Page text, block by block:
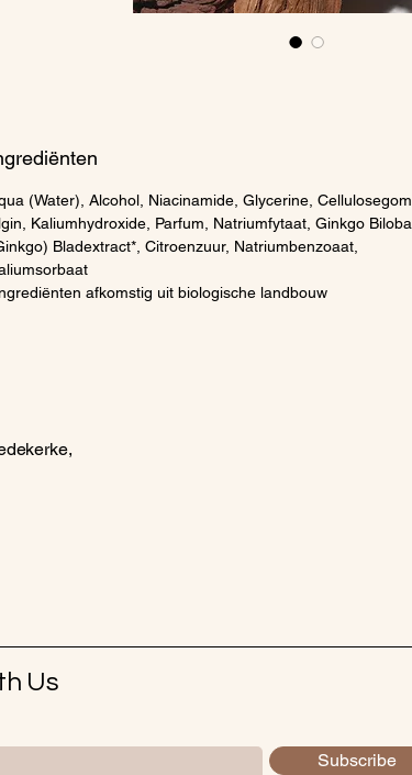
(Water), Alcohol, Niacinamide, Glycerine, Cellulosegom,
Kaliumhydroxide, Parfum, Natriumfytaat, Ginkgo Biloba
Bladextract*, Citroenzuur, Natriumbenzoaat,
afkomstig uit biologische landbouw
Us
Subscribe